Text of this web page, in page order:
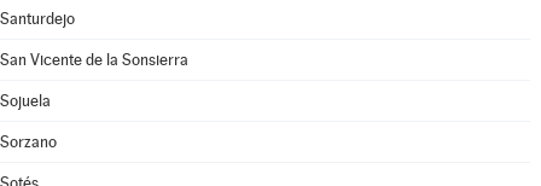
Santurdejo
San Vicente de la Sonsierra
Sojuela
Sorzano